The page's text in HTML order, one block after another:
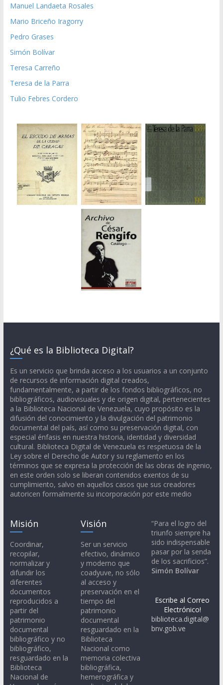
Manuel Landaeta Rosales
Mario Briceño Iragorry
Pedro Grases
Simón Bolívar
Teresa Carreño
Teresa de la Parra
Tulio Febres Cordero
¿Qué es la Biblioteca Digital?
Es un servicio que brinda acceso a los usuarios a un conjunto
de recursos de información digital creados,
fundamentalmente, a partir de los fondos bibliográficos, no
bibliográficos, audiovisuales y de origen digital, pertenecientes
a la Biblioteca Nacional de Venezuela, cuyo propósito es la
difusión del conocimiento y la divulgación del patrimonio
documental del país, así como su preservación digital, con
especial énfasis en nuestra historia, identidad y diversidad
cultural. Biblioteca Digital de Venezuela es respetuosa de la
Ley sobre el Derecho de Autor y su reglamento en los
términos que se expresa la protección de las obras de ingenio,
en este orden solo se liberan contenidos exentos de su
cumplimiento, salvo en aquellos casos que sus creadores
autoricen formalmente su incorporación por este medio
Misión
Coordinar,
recopilar,
normalizar y
difundir los
diferentes
documentos
reproducidos a
partir del
patrimonio
documental
bibliográfico y no
bibliográfico,
resguardado en la
Biblioteca
Nacional de
Visión
Ser un servicio
efectivo, dinámico
y moderno que
coadyuve, no sólo
al acceso y
preservación en el
tiempo del
patrimonio
documental
resguardado en la
Biblioteca
Nacional como
memoria colectiva
bibliográfica,
hemerográfica y
“Para el logro del
triunfo siempre ha
sido indispensable
pasar por la senda
de los sacrificios”.
Simón Bolívar
Escribe al Correo
Electrónico!
biblioteca.digital@
bnv.gob.ve